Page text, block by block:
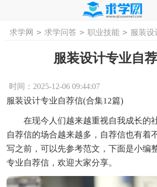
首页 工作计划 活动计划
求学网 > 求学问答 > 职业技能 > 服装设
服装设计专业自
时间：2025-12-06 09:44:07
服装设计专业自荐信(合集12篇)
在现今人们越来越重视自我成长的
自荐信的场合越来越多，自荐信也有着
写之前，可以先参考范文，下面是小编
专业自荐信，欢迎大家分享。